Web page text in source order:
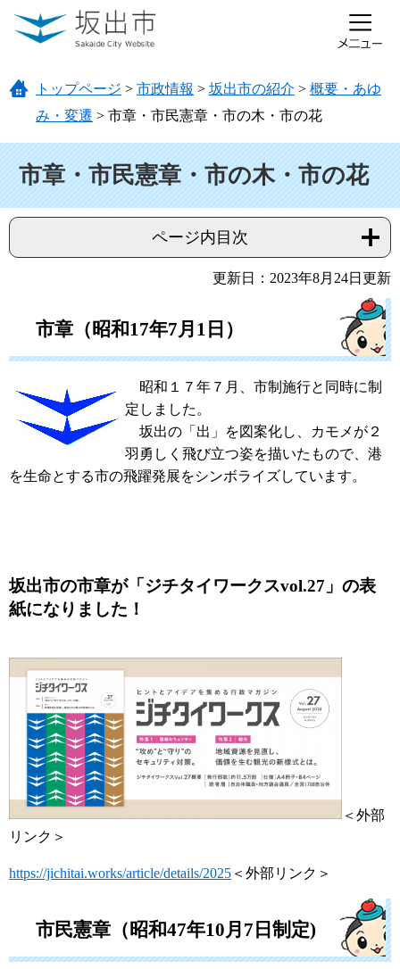
ページの先頭です。
メニューを飛ばして本文へ
トップページ > 市政情報 > 坂出市の紹介 > 概要・あゆ
み・変遷 > 市章・市民憲章・市の木・市の花
市章・市民憲章・市の木・市の花
ページ内目次
更新日：2023年8月24日更新
市章（昭和17年7月1日）
昭和１７年７月、市制施行と同時に制
定しました。
坂出の「出」を図案化し、カモメが２
羽勇しく飛び立つ姿を描いたもので、港
を生命とする市の飛躍発展をシンボライズしています。
坂出市の市章が「ジチタイワークスvol.27」の表
紙になりました！
＜外部
リンク＞
https://jichitai.works/article/details/2025 ＜外部リンク＞
市民憲章（昭和47年10月7日制定)